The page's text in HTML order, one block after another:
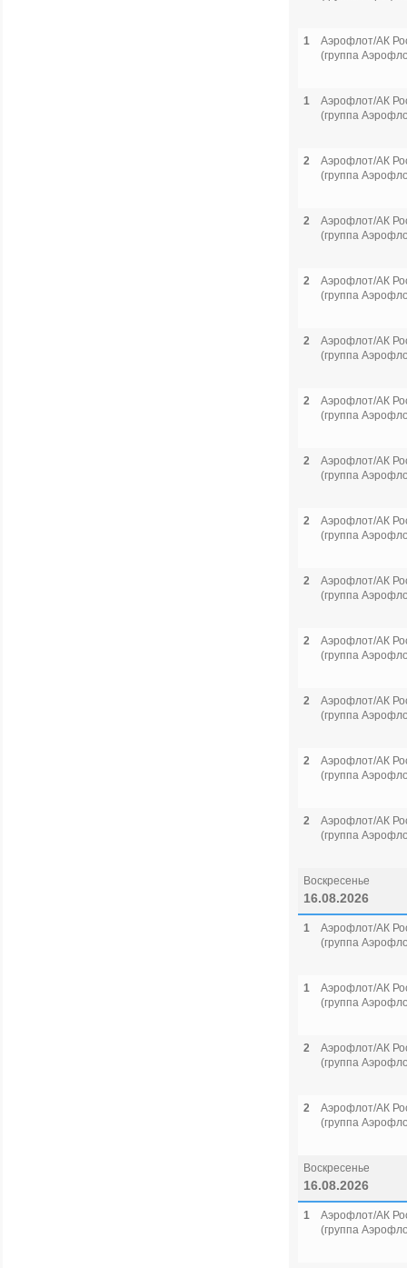
1
Аэрофлот/АК
(группа
1
Аэрофлот/АК
(группа
2
Аэрофлот/АК
(группа
2
Аэрофлот/АК
(группа
2
Аэрофлот/АК
(группа
2
Аэрофлот/АК
(группа
2
Аэрофлот/АК
(группа
2
Аэрофлот/АК
(группа
2
Аэрофлот/АК
(группа
2
Аэрофлот/АК
(группа
2
Аэрофлот/АК
(группа
2
Аэрофлот/АК
(группа
2
Аэрофлот/АК
(группа
2
Аэрофлот/АК
(группа
Воскресенье
16.08.2026
1
Аэрофлот/АК
(группа
1
Аэрофлот/АК
(группа
2
Аэрофлот/АК
(группа
2
Аэрофлот/АК
(группа
Воскресенье
16.08.2026
1
Аэрофлот/АК
(группа